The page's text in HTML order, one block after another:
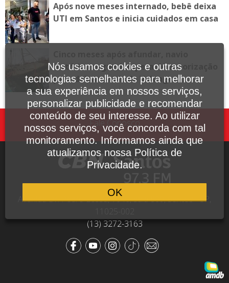
Após nove meses internado, bebê deixa
UTI em Santos e inicia cuidados em casa
histórico segue à espera de autorização
para deixar o cais do Valongo
Fale Conosco
Avenida Dr. Pedro Lessa, 1640, sala 809, Santos - SP,
(13) 3272-3163
Nós usamos cookies e outras
tecnologias semelhantes para melhorar
a sua experiência em nossos serviços,
personalizar publicidade e recomendar
conteúdo de seu interesse. Ao utilizar
nossos serviços, você concorda com tal
monitoramento. Informamos ainda que
atualizamos nossa Política de
Privacidade.
OK